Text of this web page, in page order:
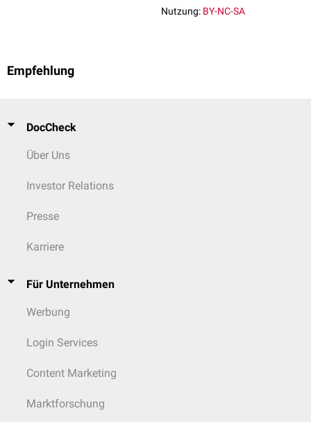
Nutzung: BY-NC-SA
Empfehlung
DocCheck
Über Uns
Investor Relations
Presse
Karriere
Für Unternehmen
Werbung
Login Services
Content Marketing
Marktforschung